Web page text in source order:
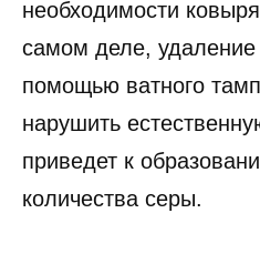
необходимости
самом деле,
помощью ватного
нарушить
приведет к
количества серы.